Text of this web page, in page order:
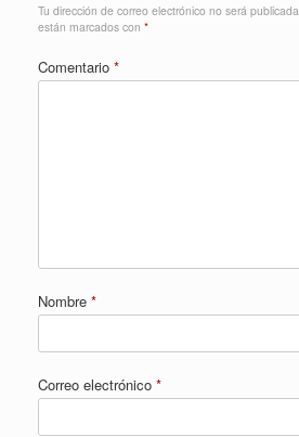
Tu dirección de correo electrónico no será publicada.
están marcados con *
Comentario *
Nombre *
Correo electrónico *